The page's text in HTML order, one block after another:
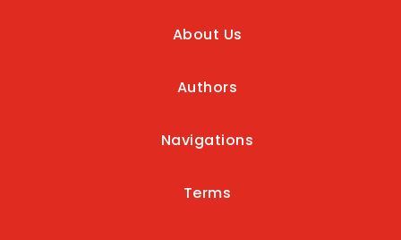
About Us
Authors
Navigations
Terms